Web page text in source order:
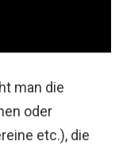
man die
oder
etc.), die